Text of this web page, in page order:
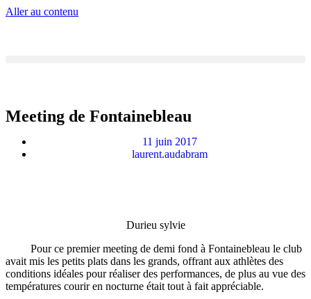
Aller au contenu
Meeting de Fontainebleau
11 juin 2017
laurent.audabram
Durieu sylvie
Pour ce premier meeting de demi fond à Fontainebleau le club
avait mis les petits plats dans les grands, offrant aux athlètes des
conditions idéales pour réaliser des performances, de plus au vue des
températures courir en nocturne était tout à fait appréciable.